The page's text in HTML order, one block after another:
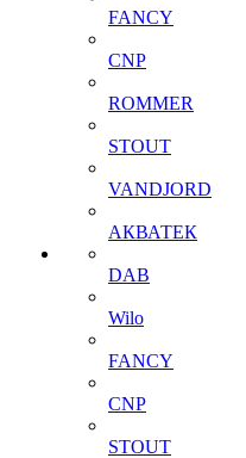
FANCY
CNP
ROMMER
STOUT
VANDJORD
АКВАТЕК
DAB
Wilo
FANCY
CNP
STOUT